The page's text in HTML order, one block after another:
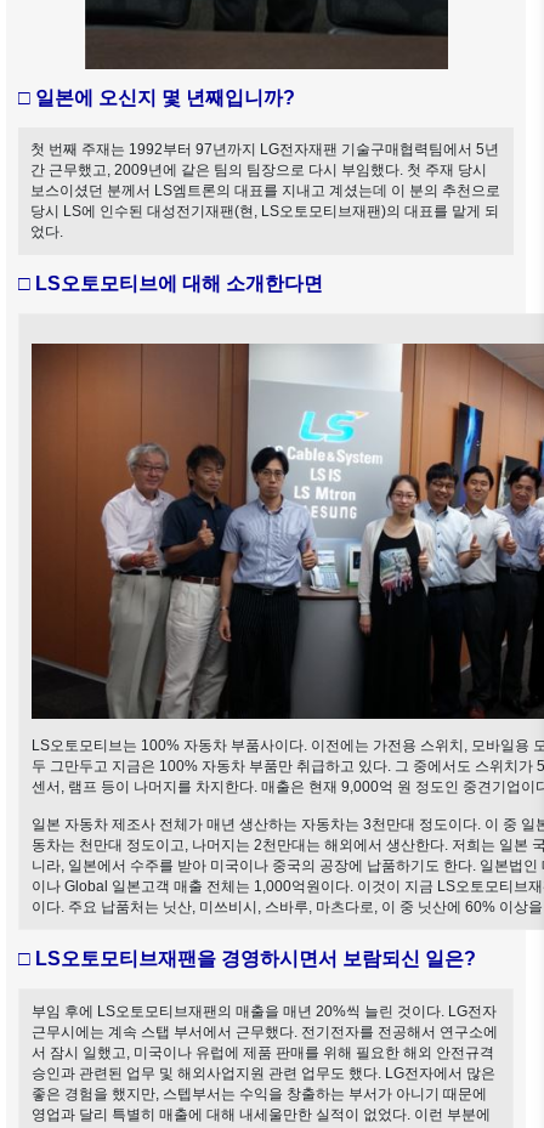
□ 일본에 오신지 몇 년째입니까?
첫 번째 주재는 1992부터 97년까지 LG전자재팬 기술구매협력팀에서 5년
간 근무했고, 2009년에 같은 팀의 팀장으로 다시 부임했다. 첫 주재 당시
보스이셨던 분께서 LS엠트론의 대표를 지내고 계셨는데 이 분의 추천으로
당시 LS에 인수된 대성전기재팬(현, LS오토모티브재팬)의 대표를 맡게 되
었다.
□ LS오토모티브에 대해 소개한다면
LS오토모티브는 100% 자동차 부품사이다. 이전에는 가전용 스위치, 모바일용
두 그만두고 지금은 100% 자동차 부품만 취급하고 있다. 그 중에서도 스위치가
센서, 램프 등이 나머지를 차지한다. 매출은 현재 9,000억 원 정도인 중견기업이
일본 자동차 제조사 전체가 매년 생산하는 자동차는 3천만대 정도이다. 이 중 일
동차는 천만대 정도이고, 나머지는 2천만대는 해외에서 생산한다. 저희는 일본
니라, 일본에서 수주를 받아 미국이나 중국의 공장에 납품하기도 한다. 일본법
이나 Global 일본고객 매출 전체는 1,000억원이다. 이것이 지금 LS오토모티브
이다. 주요 납품처는 닛산, 미쓰비시, 스바루, 마츠다로, 이 중 닛산에 60% 이상
□ LS오토모티브재팬을 경영하시면서 보람되신 일은?
부임 후에 LS오토모티브재팬의 매출을 매년 20%씩 늘린 것이다. LG전자
근무시에는 계속 스탭 부서에서 근무했다. 전기전자를 전공해서 연구소에
서 잠시 일했고, 미국이나 유럽에 제품 판매를 위해 필요한 해외 안전규격
승인과 관련된 업무 및 해외사업지원 관련 업무도 했다. LG전자에서 많은
좋은 경험을 했지만, 스텝부서는 수익을 창출하는 부서가 아니기 때문에
영업과 달리 특별히 매출에 대해 내세울만한 실적이 없었다. 이런 부분에